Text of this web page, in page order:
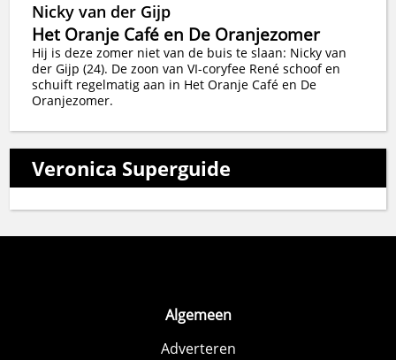
Nicky van der Gijp
Het Oranje Café en De Oranjezomer
Hij is deze zomer niet van de buis te slaan: Nicky van
der Gijp (24). De zoon van VI-coryfee René schoof en
schuift regelmatig aan in Het Oranje Café en De
Oranjezomer.
Veronica Superguide
Algemeen
Adverteren